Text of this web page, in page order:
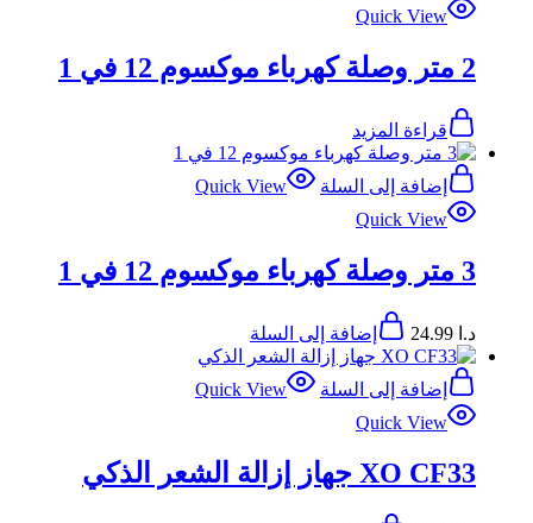
Quick View
2 متر وصلة كهرباء موكسوم 12 في 1
قراءة المزيد
إضافة إلى السلة
Quick View
Quick View
3 متر وصلة كهرباء موكسوم 12 في 1
د.ا إضافة إلى السلة
إضافة إلى السلة
Quick View
Quick View
XO CF33 جهاز إزالة الشعر الذكي